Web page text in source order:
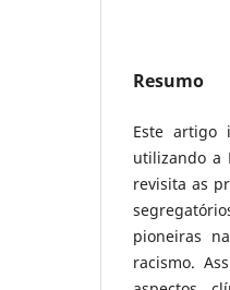
Resumo
Este artigo
utilizando a
revisita as
pioneiras
racismo.